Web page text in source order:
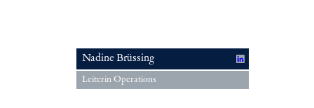
Nadine Brüssing
Leiterin Operations